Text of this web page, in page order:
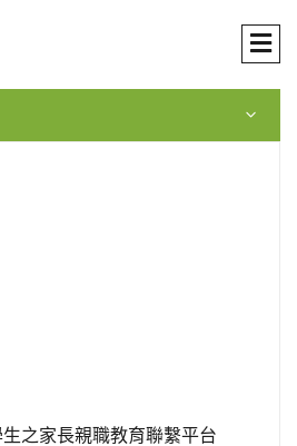
之家長親職教育聯繫平台